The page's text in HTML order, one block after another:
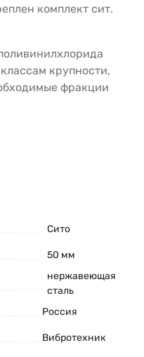
комплект сит.
крупности,
фракции
Сито
50 мм
нержавеющая
сталь
Россия
Вибротехник